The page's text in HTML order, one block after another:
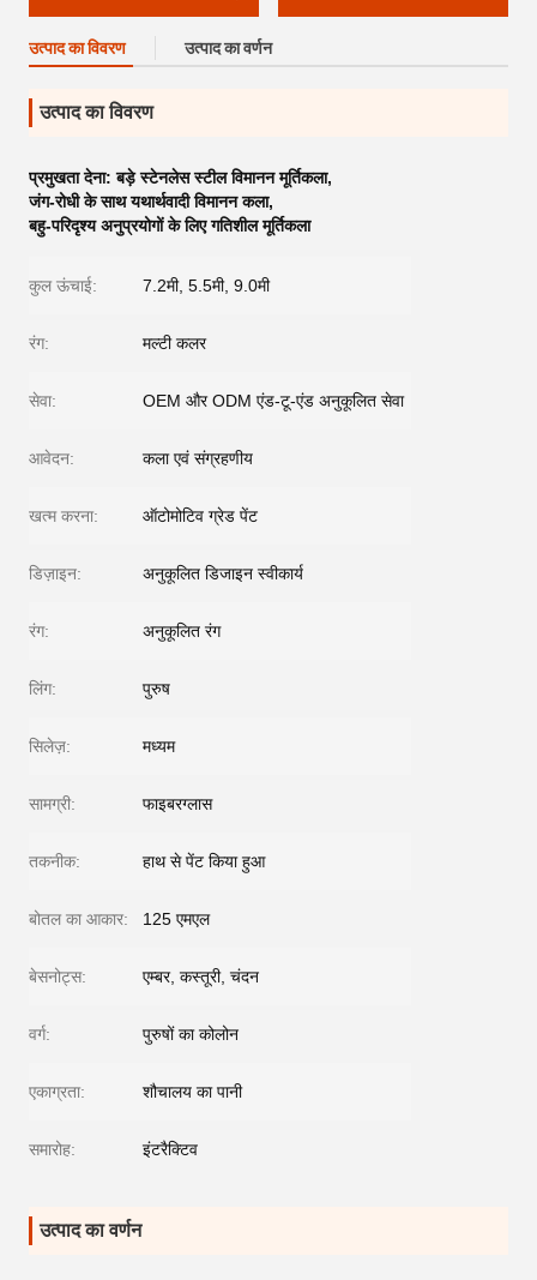
उत्पाद का विवरण उत्पाद का वर्णन
उत्पाद का विवरण
प्रमुखता देना:बड़े स्टेनलेस स्टील विमानन मूर्तिकला,
जंग-रोधी के साथ यथार्थवादी विमानन कला,
बहु-परिदृश्य अनुप्रयोगों के लिए गतिशील मूर्तिकला
कुल ऊंचाई: 7.2मी, 5.5मी, 9.0मी
रंग: मल्टी कलर
सेवा: OEM और ODM एंड-टू-एंड अनुकूलित सेवा
आवेदन: कला एवं संग्रहणीय
खत्म करना: ऑटोमोटिव ग्रेड पेंट
डिज़ाइन: अनुकूलित डिजाइन स्वीकार्य
रंग: अनुकूलित रंग
लिंग: पुरुष
सिलेज़: मध्यम
सामग्री: फाइबरग्लास
तकनीक: हाथ से पेंट किया हुआ
बोतल का आकार: 125 एमएल
बेसनोट्स: एम्बर, कस्तूरी, चंदन
वर्ग: पुरुषों का कोलोन
एकाग्रता: शौचालय का पानी
समारोह: इंटरैक्टिव
उत्पाद का वर्णन